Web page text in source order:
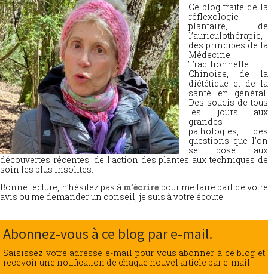
Ce blog traite de la
réflexologie
plantaire, de
l’auriculothérapie,
des principes de la
Médecine
Traditionnelle
Chinoise, de la
diététique et de la
santé en général.
Des soucis de tous
les jours aux
grandes
pathologies, des
questions que l’on
se pose aux
découvertes récentes, de l’action des plantes aux techniques de
soin les plus insolites.
Bonne lecture, n’hésitez pas à m’écrire pour me faire part de votre
avis ou me demander un conseil, je suis à votre écoute.
Abonnez-vous à ce blog par e-mail.
Saisissez votre adresse e-mail pour vous abonner à ce blog et
recevoir une notification de chaque nouvel article par e-mail.